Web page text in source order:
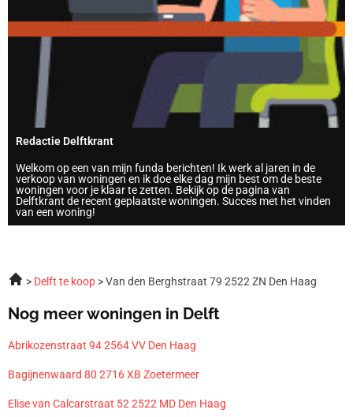
Redactie Delftkrant
Welkom op een van mijn funda berichten! Ik werk al jaren in de
verkoop van woningen en ik doe elke dag mijn best om de beste
woningen voor je klaar te zetten. Bekijk op de pagina van
Delftkrant de recent geplaatste woningen. Succes met het vinden
van een woning!
Delft te koop Van den Berghstraat 79 2522 ZN Den Haag
Nog meer woningen in Delft
Abrikozenstraat 94 2564 VV Den Haag
Bagijnenwaard 80 2716 XB Zoetermeer
Elise van Calcarstraat 52 2522 MD Den Haag